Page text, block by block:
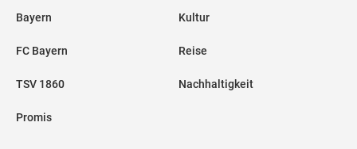
Bayern
FC Bayern
TSV 1860
Promis
Kultur
Reise
Nachhaltigkeit